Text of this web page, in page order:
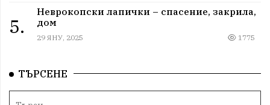
5.
Неврокопски лапички – спасение, закрила,
дом
29 ЯНУ, 2025 1775
ТЪРСЕНЕ